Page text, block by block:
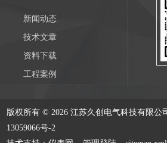
配
电
隧
输
新闻动态
技术文章
资料下载
工程案例
版权所有 © 2026 江苏久创电气科技有限
13059066号-2